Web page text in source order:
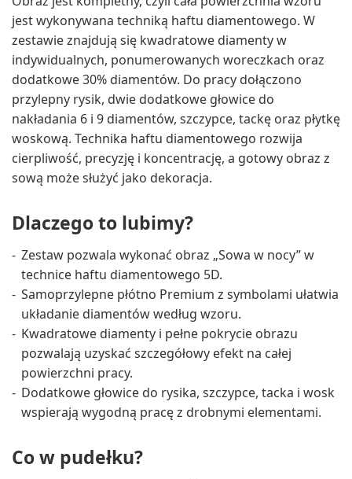
jest wykonywana techniką haftu diamentowego. W
zestawie znajdują się kwadratowe diamenty w
indywidualnych, ponumerowanych woreczkach oraz
dodatkowe 30% diamentów. Do pracy dołączono
przylepny rysik, dwie dodatkowe głowice do
nakładania 6 i 9 diamentów, szczypce, tackę oraz płytkę
woskową. Technika haftu diamentowego rozwija
cierpliwość, precyzję i koncentrację, a gotowy obraz z
sową może służyć jako dekoracja.
Dlaczego to lubimy?
Zestaw pozwala wykonać obraz „Sowa w nocy” w
technice haftu diamentowego 5D.
Samoprzylepne płótno Premium z symbolami ułatwia
układanie diamentów według wzoru.
Kwadratowe diamenty i pełne pokrycie obrazu
pozwalają uzyskać szczegółowy efekt na całej
powierzchni pracy.
Dodatkowe głowice do rysika, szczypce, tacka i wosk
wspierają wygodną pracę z drobnymi elementami.
Co w pudełku?